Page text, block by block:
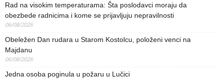
Rad na visokim temperaturama: Šta poslodavci moraju da
obezbede radnicima i kome se prijavljuju nepravilnosti
06/08/2026
Obeležen Dan rudara u Starom Kostolcu, položeni venci na
Majdanu
06/08/2026
Jedna osoba poginula u požaru u Lučici